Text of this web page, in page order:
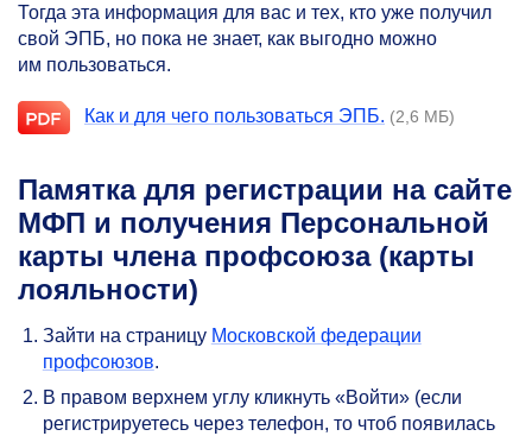
Тогда эта информация для вас и тех, кто уже получил
свой ЭПБ, но пока не знает, как выгодно можно
им пользоваться.
Как и для чего пользоваться ЭПБ. (2,6 МБ)
Памятка для регистрации на сайте
МФП и получения Персональной
карты члена профсоюза (карты
лояльности)
Зайти на страницу Московской федерации
профсоюзов.
В правом верхнем углу кликнуть «Войти» (если
регистрируетесь через телефон, то чтоб появилась